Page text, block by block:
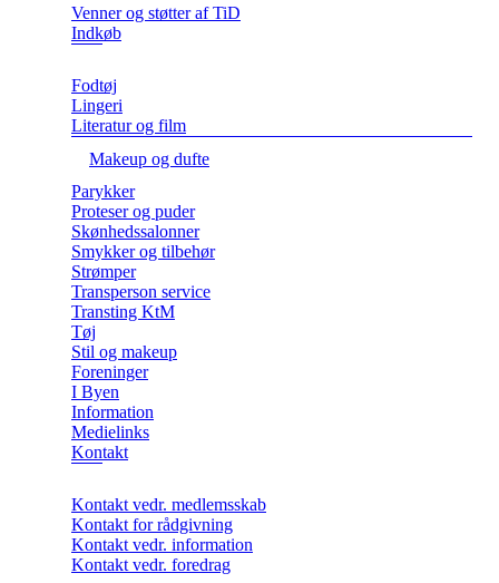
Venner og støtter af TiD
Indkøb
Fodtøj
Lingeri
Literatur og film
Makeup og dufte
Parykker
Proteser og puder
Skønhedssalonner
Smykker og tilbehør
Strømper
Transperson service
Transting KtM
Tøj
Stil og makeup
Foreninger
I Byen
Information
Medielinks
Kontakt
Kontakt vedr. medlemsskab
Kontakt for rådgivning
Kontakt vedr. information
Kontakt vedr. foredrag